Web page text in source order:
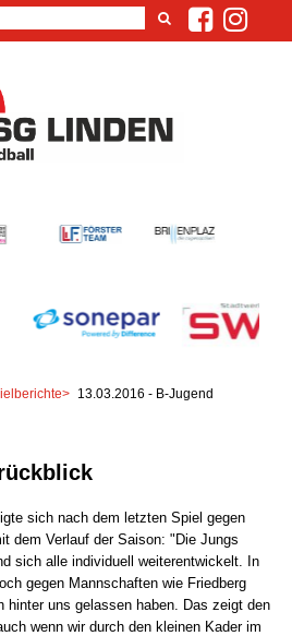
> 13.03.2016 - B-Jugend
sich nach dem letzten Spiel gegen
dem Verlauf der Saison: "Die Jungs
sich alle individuell weiterentwickelt. In
gegen Mannschaften wie Friedberg
hinter uns gelassen haben. Das zeigt den
wenn wir durch den kleinen Kader im